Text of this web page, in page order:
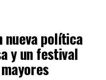
nueva política
y un festival